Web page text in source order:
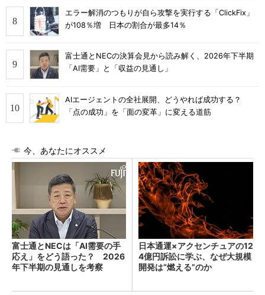
エラー解消のつもりが自ら攻撃を実行する「ClickFix」
が108％増 日本の割合が最多14％
富士通とNECの決算会見から読み解く、2026年下半期
「AI需要」と「収益の見通し」
AIエージェントの全社展開、どうやれば成功する？
「点の成功」を「面の変革」に変える道筋
今、あなたにオススメ
富士通とNECは「AI需要の手
応え」をどう語った？ 2026
年下半期の見通しを考察
日本通運×アクセンチュアの12
4億円訴訟に学ぶ、なぜ大規模
開発は“燃える”のか